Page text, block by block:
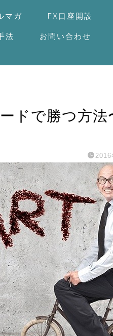
マガ FX口座開設
法 お問い合わせ
ドで勝つ方法
2016